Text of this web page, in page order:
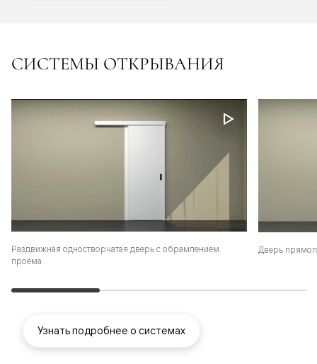
СИСТЕМЫ ОТКРЫВАНИЯ
Раздвижная одностворчатая дверь с обрамлением
проёма
Дверь
Узнать подробнее о системах